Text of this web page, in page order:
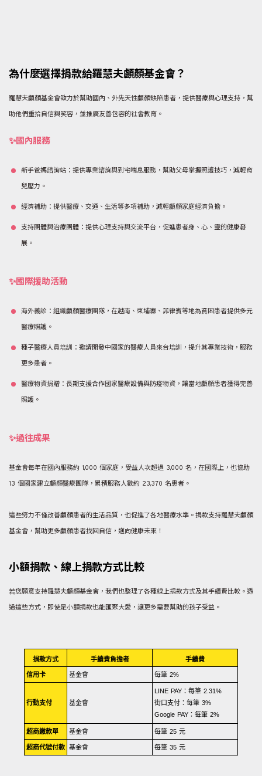
為什麼選擇捐款給羅慧夫顱顏基金會？
羅慧夫顱顏基金會致力於幫助國內、外先天性顱顏缺陷患者，提供醫療與心理支持，幫
助他們重拾自信與笑容，並推廣友善包容的社會教育。
✨國內服務
新手爸媽諮詢站：提供專業諮詢與到宅喘息服務，幫助父母掌握照護技巧，減輕育
兒壓力。
經濟補助：提供醫療、交通、生活等多項補助，減輕顱顏家庭經濟負擔。
支持團體與治療團體：提供心理支持與交流平台，促進患者身、心、靈的健康發
展。
✨國際援助活動
海外義診：組織顱顏醫療團隊，在越南、柬埔寨、菲律賓等地為貧困患者提供多元
醫療照護。
種子醫療人員培訓：邀請開發中國家的醫療人員來台培訓，提升其專業技術，服務
更多患者。
醫療物資捐贈：長期支援合作國家醫療設備與防疫物資，讓當地顱顏患者獲得完善
照護。
✨過往成果
基金會每年在國內服務約 1,000 個家庭，受益人次超過 3,000 名，在國際上，也協助
13 個國家建立顱顏醫療團隊，累積服務人數約 23,370 名患者。
這些努力不僅改善顱顏患者的生活品質，也促進了各地醫療水準。捐款支持羅慧夫顱顏
基金會，幫助更多顱顏患者找回自信，邁向健康未來！
小額捐款、線上捐款方式比較
若您願意支持羅慧夫顱顏基金會，我們也整理了各種線上捐款方式及其手續費比較。透
過這些方式，即使是小額捐款也能匯聚大愛，讓更多需要幫助的孩子受益。
捐款方式 手續費負擔者 手續費
信用卡 基金會 每筆 2%
行動支付 基金會
LINE PAY：每筆 2.31%
街口支付：每筆 3%
Google PAY：每筆 2%
超商繳款單 基金會 每筆 25 元
超商代號付款 基金會 每筆 35 元